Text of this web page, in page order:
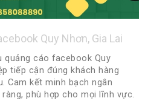
Quy Nhơn, Gia Lai
quảng cáo facebook Quy
tiếp cận đúng khách hàng
Cam kết minh bạch ngân
phù hợp cho mọi lĩnh vực.